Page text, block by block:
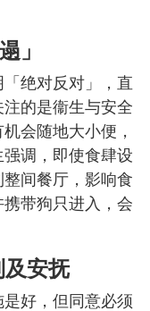
」
绝对反对」，直
的是衞生与安全
会随地大小便，
调，即使食肆设
间餐厅，影响食
带狗只进入，会
安抚
好，但同意必须